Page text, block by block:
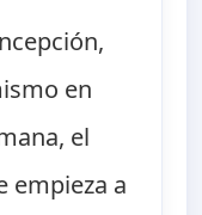
en
el
empieza a